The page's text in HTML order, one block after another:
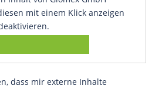
mit einem Klick anzeigen
dass mir externe Inhalte